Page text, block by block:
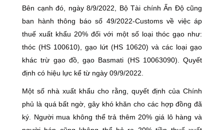
Bên cạnh đó, ngày 8/9/2022, Bộ Tài chính Ấn Độ cũng
ban hành thông báo số 49/2022-Customs về việc áp
thuế xuất khẩu 20% đối với một số loại thóc gạo như:
thóc (HS 100610), gạo lứt (HS 10620) và các loại gạo
khác trừ gạo đồ, gạo Basmati (HS 10063090). Quyết
định có hiệu lực kể từ ngày 09/9/2022.
Một số nhà xuất khẩu cho rằng, quyết định của Chính
phủ là quá bất ngờ, gây khó khăn cho các hợp đồng đã
ký. Người mua không thể trả thêm 20% giá lô hàng và